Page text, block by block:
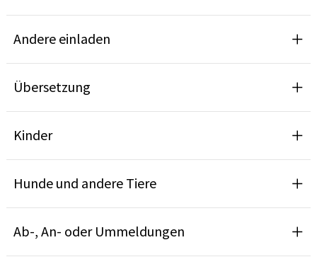
Andere einladen
Übersetzung
Kinder
Hunde und andere Tiere
Ab-, An- oder Ummeldungen